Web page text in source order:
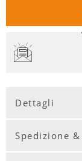
Dettagli
Spedizione &